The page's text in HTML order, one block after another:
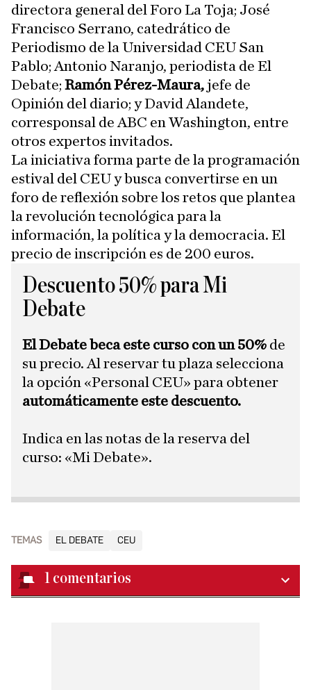
directora general del Foro La Toja; José
Francisco Serrano, catedrático de
Periodismo de la Universidad CEU San
Pablo; Antonio Naranjo, periodista de El
Debate; Ramón Pérez-Maura,jefe de
Opinión del diario; y David Alandete,
corresponsal de ABC en Washington, entre
otros expertos invitados.
La iniciativa forma parte de la programación
estival del CEU y busca convertirse en un
foro de reflexión sobre los retos que plantea
la revolución tecnológica para la
información, la política y la democracia. El
precio de inscripción es de 200 euros.
Descuento 50% para Mi
Debate
El Debate beca este curso con un 50% de
su precio. Al reservar tu plaza selecciona
la opción «Personal CEU» para obtener
automáticamente este descuento.
​Indica en las notas de la reserva del
curso: «Mi Debate».
TEMAS EL DEBATE CEU
1 comentarios